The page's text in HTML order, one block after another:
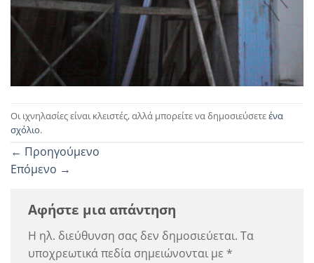
Οι ιχνηλασίες είναι κλειστές, αλλά μπορείτε να δημοσιεύσετεένα
σχόλιο.
← Προηγούμενο
Επόμενο →
Αφήστε μια απάντηση
Η ηλ. διεύθυνση σας δεν δημοσιεύεται. Τα
υποχρεωτικά πεδία σημειώνονται με *